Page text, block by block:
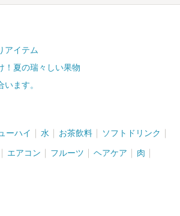
アイテム
！夏の瑞々しい果物
ます。
ーハイ 水 お茶飲料 ソフトドリンク
エアコン フルーツ ヘアケア 肉